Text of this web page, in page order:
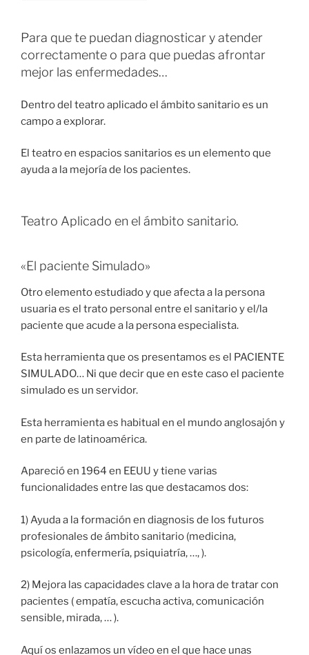
Para que te puedan diagnosticar y atender
correctamente o para que puedas afrontar
mejor las enfermedades…
Dentro del teatro aplicado el ámbito sanitario es un
campo a explorar.
El teatro en espacios sanitarios es un elemento que
ayuda a la mejoría de los pacientes.
Teatro Aplicado en el ámbito sanitario.
«El paciente Simulado»
Otro elemento estudiado y que afecta a la persona
usuaria es el trato personal entre el sanitario y el/la
paciente que acude a la persona especialista.
Esta herramienta que os presentamos es el PACIENTE
SIMULADO… Ni que decir que en este caso el paciente
simulado es un servidor.
Esta herramienta es habitual en el mundo anglosajón y
en parte de latinoamérica.
Apareció en 1964 en EEUU y tiene varias
funcionalidades entre las que destacamos dos:
1) Ayuda a la formación en diagnosis de los futuros
profesionales de ámbito sanitario (medicina,
psicología, enfermería, psiquiatría, …, ).
2) Mejora las capacidades clave a la hora de tratar con
pacientes ( empatía, escucha activa, comunicación
sensible, mirada, … ).
Aquí os enlazamos un vídeo en el que hace unas